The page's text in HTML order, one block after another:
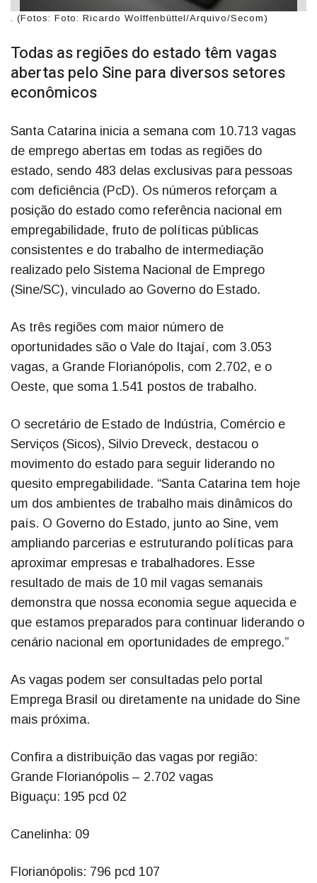
. (Fotos: Foto: Ricardo Wolffenbüttel/Arquivo/Secom)
Todas as regiões do estado têm vagas
abertas pelo Sine para diversos setores
econômicos
Santa Catarina inicia a semana com 10.713 vagas
de emprego abertas em todas as regiões do
estado, sendo 483 delas exclusivas para pessoas
com deficiência (PcD). Os números reforçam a
posição do estado como referência nacional em
empregabilidade, fruto de políticas públicas
consistentes e do trabalho de intermediação
realizado pelo Sistema Nacional de Emprego
(Sine/SC), vinculado ao Governo do Estado.
As três regiões com maior número de
oportunidades são o Vale do Itajaí, com 3.053
vagas, a Grande Florianópolis, com 2.702, e o
Oeste, que soma 1.541 postos de trabalho.
O secretário de Estado de Indústria, Comércio e
Serviços (Sicos), Silvio Dreveck, destacou o
movimento do estado para seguir liderando no
quesito empregabilidade. “Santa Catarina tem hoje
um dos ambientes de trabalho mais dinâmicos do
país. O Governo do Estado, junto ao Sine, vem
ampliando parcerias e estruturando políticas para
aproximar empresas e trabalhadores. Esse
resultado de mais de 10 mil vagas semanais
demonstra que nossa economia segue aquecida e
que estamos preparados para continuar liderando o
cenário nacional em oportunidades de emprego.”
As vagas podem ser consultadas pelo portal
Emprega Brasil ou diretamente na unidade do Sine
mais próxima.
Confira a distribuição das vagas por região:
Grande Florianópolis – 2.702 vagas
Biguaçu: 195 pcd 02
Canelinha: 09
Florianópolis: 796 pcd 107